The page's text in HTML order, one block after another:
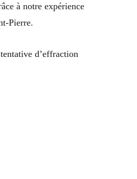
à notre expérience
Pierre.
d’effraction